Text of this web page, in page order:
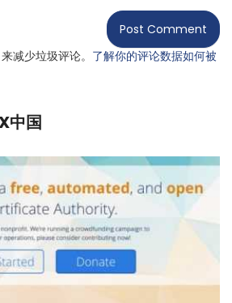
减少垃圾评论。 了解你的评论数据如何被
中国